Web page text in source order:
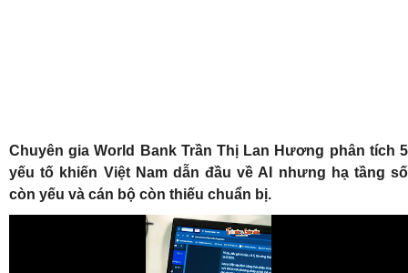
Chuyên gia World Bank Trần Thị Lan Hương phân tích 5
yếu tố khiến Việt Nam dẫn đầu về AI nhưng hạ tầng số
còn yếu và cán bộ còn thiếu chuẩn bị.